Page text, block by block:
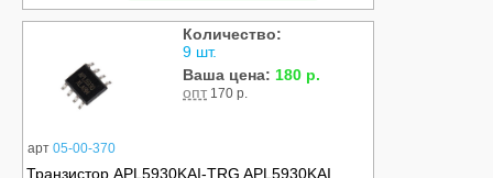
арт 05-00-370
Количество:
9 шт.
Ваша цена: 180 р.
опт 170 р.
Транзистор APL5930KAI-TRG APL5930KAI